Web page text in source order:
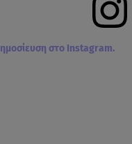
στο Instagram.